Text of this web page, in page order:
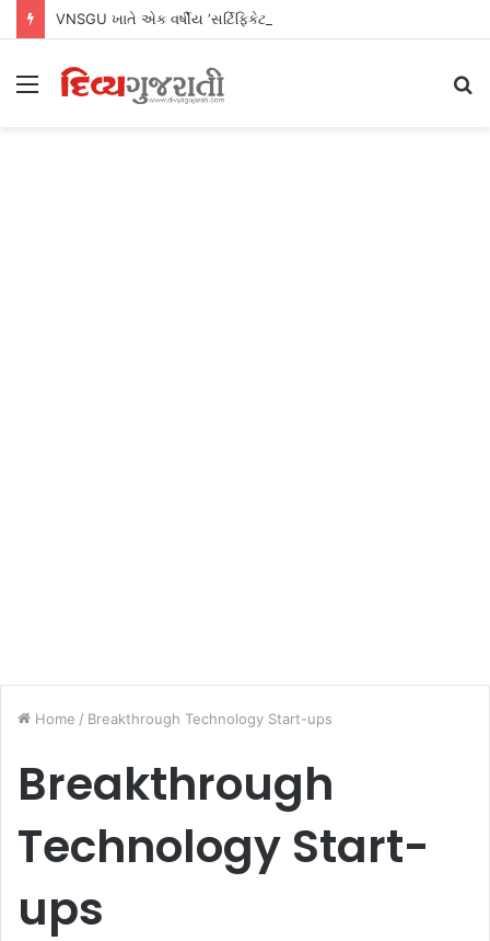
Menu
Home / Breakthrough Technology Start-ups
Breakthrough
Technology Start-
ups